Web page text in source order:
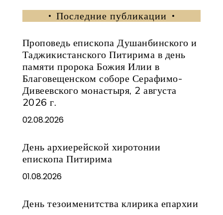
Последние публикации
Проповедь епископа Душанбинского и
Таджикистанского Питирима в день
памяти пророка Божия Илии в
Благовещенском соборе Серафимо-
Дивеевского монастыря, 2 августа
2026 г.
02.08.2026
День архиерейской хиротонии
епископа Питирима
01.08.2026
День тезоименитства клирика епархии